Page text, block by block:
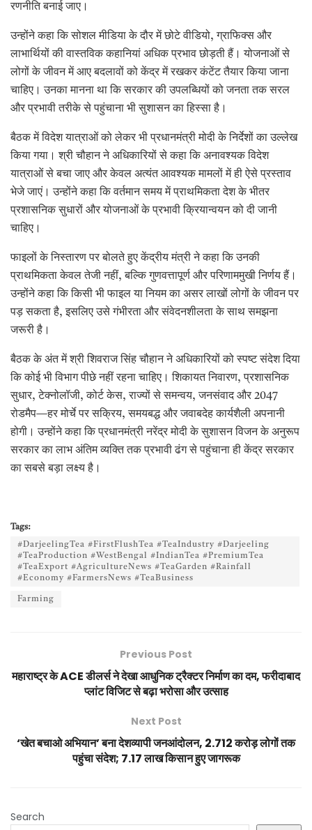
रणनीति बनाई जाए।
उन्होंने कहा कि सोशल मीडिया के दौर में छोटे वीडियो, ग्राफिक्स और
लाभार्थियों की वास्तविक कहानियां अधिक प्रभाव छोड़ती हैं। योजनाओं से
लोगों के जीवन में आए बदलावों को केंद्र में रखकर कंटेंट तैयार किया जाना
चाहिए। उनका मानना था कि सरकार की उपलब्धियों को जनता तक सरल
और प्रभावी तरीके से पहुंचाना भी सुशासन का हिस्सा है।
बैठक में विदेश यात्राओं को लेकर भी प्रधानमंत्री मोदी के निर्देशों का उल्लेख
किया गया। श्री चौहान ने अधिकारियों से कहा कि अनावश्यक विदेश
यात्राओं से बचा जाए और केवल अत्यंत आवश्यक मामलों में ही ऐसे प्रस्ताव
भेजे जाएं। उन्होंने कहा कि वर्तमान समय में प्राथमिकता देश के भीतर
प्रशासनिक सुधारों और योजनाओं के प्रभावी क्रियान्वयन को दी जानी
चाहिए।
फाइलों के निस्तारण पर बोलते हुए केंद्रीय मंत्री ने कहा कि उनकी
प्राथमिकता केवल तेजी नहीं, बल्कि गुणवत्तापूर्ण और परिणाममुखी निर्णय हैं।
उन्होंने कहा कि किसी भी फाइल या नियम का असर लाखों लोगों के जीवन पर
पड़ सकता है, इसलिए उसे गंभीरता और संवेदनशीलता के साथ समझना
जरूरी है।
बैठक के अंत में श्री शिवराज सिंह चौहान ने अधिकारियों को स्पष्ट संदेश दिया
कि कोई भी विभाग पीछे नहीं रहना चाहिए। शिकायत निवारण, प्रशासनिक
सुधार, टेक्नोलॉजी, कोर्ट केस, राज्यों से समन्वय, जनसंवाद और 2047
रोडमैप—हर मोर्चे पर सक्रिय, समयबद्ध और जवाबदेह कार्यशैली अपनानी
होगी। उन्होंने कहा कि प्रधानमंत्री नरेंद्र मोदी के सुशासन विजन के अनुरूप
सरकार का लाभ अंतिम व्यक्ति तक प्रभावी ढंग से पहुंचाना ही केंद्र सरकार
का सबसे बड़ा लक्ष्य है।
Tags:
#DarjeelingTea #FirstFlushTea #TeaIndustry #Darjeeling
#TeaProduction #WestBengal #IndianTea #PremiumTea
#TeaExport #AgricultureNews #TeaGarden #Rainfall
#Economy #FarmersNews #TeaBusiness
Farming
Previous Post
महाराष्ट्र के ACE डीलर्स ने देखा आधुनिक ट्रैक्टर निर्माण का दम, फरीदाबाद
प्लांट विजिट से बढ़ा भरोसा और उत्साह
Next Post
‘खेत बचाओ अभियान’ बना देशव्यापी जनआंदोलन, 2.712 करोड़ लोगों तक
पहुंचा संदेश; 7.17 लाख किसान हुए जागरूक
Search